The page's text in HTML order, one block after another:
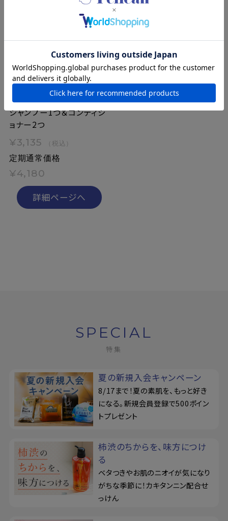
【公式限定】[定期]プロバン
シア シャンプー＆コンディ
シャンプー1つ＆コンディシ
ョナー2つ
¥3,135 （税込）
定期通常価格
¥4,180
詳細ページへ
SPECIAL
特集
夏の新規入会キャンペーン
8/17まで！夏の素肌を、もっと好き
になる。新規会員登録で500ポイン
トプレゼント
柿渋のちからを、味方につけ
る
ベタつきやお肌のニオイが気になり
がちな季節に！カキタンニン配合せ
っけん